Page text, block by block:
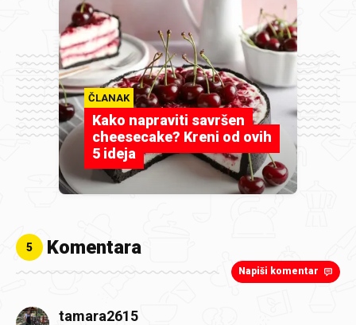
ČLANAK
Kako napraviti savršen
cheesecake? Kreni od ovih
5 ideja
5 Komentara
Napiši komentar
tamara2615